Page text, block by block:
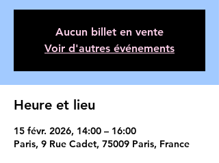
Aucun billet en vente
Voir d'autres événements
Heure et lieu
15 févr. 2026, 14:00 – 16:00
Paris, 9 Rue Cadet, 75009 Paris, France